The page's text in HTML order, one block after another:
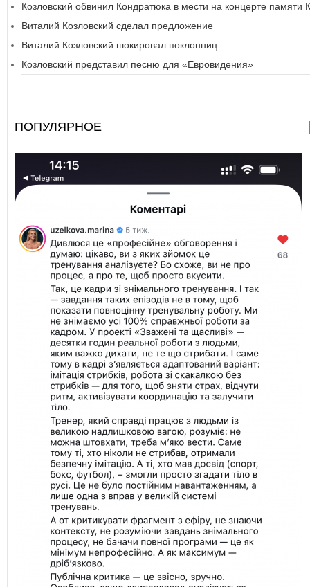
Козловский обвинил Кондратюка в мести на концерте памяти
Виталий Козловский сделал предложение
Виталий Козловский шокировал поклонниц
Козловский представил песню для «Евровидения»
ПОПУЛЯРНОЕ